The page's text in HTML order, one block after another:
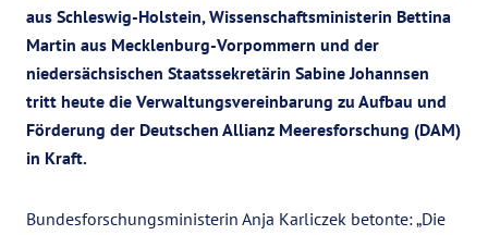
aus Schleswig-Holstein, Wissenschaftsministerin Bettina
Martin aus Mecklenburg-Vorpommern und der
niedersächsischen Staatssekretärin Sabine Johannsen
tritt heute die Verwaltungsvereinbarung zu Aufbau und
Förderung der Deutschen Allianz Meeresforschung (DAM)
in Kraft.
Bundesforschungsministerin Anja Karliczek betonte: „Die